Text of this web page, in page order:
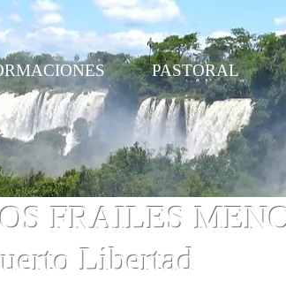
PASTORAL
FRAILES
Libertad